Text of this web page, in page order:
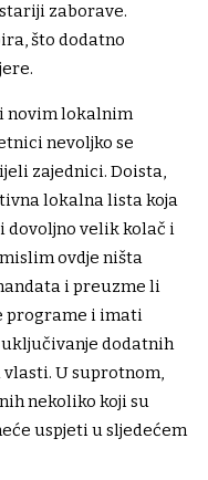
zaborave.
što dodatno
novim lokalnim
nevoljko se
zajednici. Doista,
lokalna lista koja
dovoljno velik kolač i
ovdje ništa
i preuzme li
programe i imati
dodatnih
U suprotnom,
nekoliko koji su
uspjeti u sljedećem